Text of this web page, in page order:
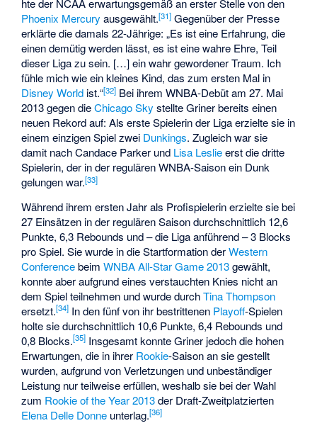
hte der NCAA erwartungsgemäß an erster Stelle von den
Phoenix Mercury ausgewählt.[31] Gegenüber der Presse
erklärte die damals 22-Jährige: „Es ist eine Erfahrung, die
einen demütig werden lässt, es ist eine wahre Ehre, Teil
dieser Liga zu sein. […] ein wahr gewordener Traum. Ich
fühle mich wie ein kleines Kind, das zum ersten Mal in
Disney World ist.“[32] Bei ihrem WNBA-Debüt am 27. Mai
2013 gegen dieChicago Sky stellte Griner bereits einen
neuen Rekord auf: Als erste Spielerin der Liga erzielte sie in
einem einzigen Spiel zwei Dunkings. Zugleich war sie
damit nach Candace Parker und Lisa Leslieerst die dritte
Spielerin, der in der regulären WNBA-Saison ein Dunk
gelungen war.[33]
Während ihrem ersten Jahr als Profispielerin erzielte sie bei
27 Einsätzen in der regulären Saison durchschnittlich 12,6
Punkte, 6,3 Rebounds und – die Liga anführend – 3 Blocks
pro Spiel. Sie wurde in die Startformation derWestern
ConferencebeimWNBA All-Star Game 2013gewählt,
konnte aber aufgrund eines verstauchten Knies nicht an
dem Spiel teilnehmen und wurde durchTina Thompson
ersetzt.[34] In den fünf von ihr bestrittenen Playoff-Spielen
holte sie durchschnittlich 10,6 Punkte, 6,4 Rebounds und
0,8 Blocks.[35] Insgesamt konnte Griner jedoch die hohen
Erwartungen, die in ihrer Rookie-Saison an sie gestellt
wurden, aufgrund von Verletzungen und unbeständiger
Leistung nur teilweise erfüllen, weshalb sie bei der Wahl
zum Rookie of the Year 2013der Draft-Zweitplatzierten
Elena Delle Donne unterlag.[36]